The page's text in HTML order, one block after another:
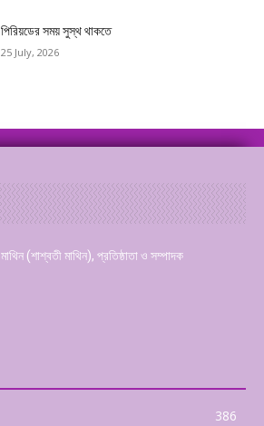
পিরিয়ডের সময় সুস্থ থাকতে
25 July, 2026
মাথিন (শাশ্বতী মাথিন), প্রতিষ্ঠাতা ও সম্পাদক
386